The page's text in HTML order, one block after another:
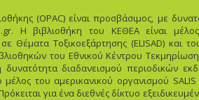
(OPAC) είναι προσβάσιμος, με
H βιβλιοθήκη του KEΘEA είναι
Θέματα Tοξικοεξάρτησης (ELISAD) και
του Eθνικού Kέντρου
δυνατότητα διαδανεισμού περιοδικών
του αμερικανικού οργανισμού
για ένα διεθνές δίκτυο